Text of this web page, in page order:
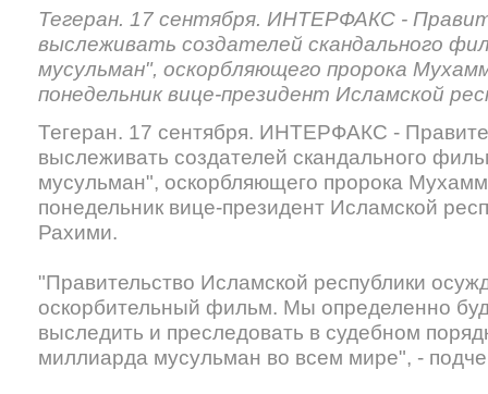
Тегеран. 17 сентября. ИНТЕРФАКС -
выслеживать создателей скандального
мусульман", оскорбляющего пророка
понедельник вице-президент Исламской
Тегеран. 17 сентября. ИНТЕРФАКС -
выслеживать создателей скандального
мусульман", оскорбляющего пророка
понедельник вице-президент Исламской
Рахими.
"Правительство Исламской республики
оскорбительный фильм. Мы определенно
выследить и преследовать в судебном
миллиарда мусульман во всем мире", -